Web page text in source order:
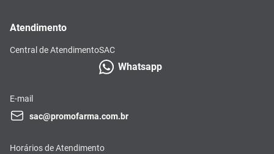
Atendimento
Central de AtendimentoSAC
Whatsapp
E-mail
sac@promofarma.com.br
Horários de Atendimento